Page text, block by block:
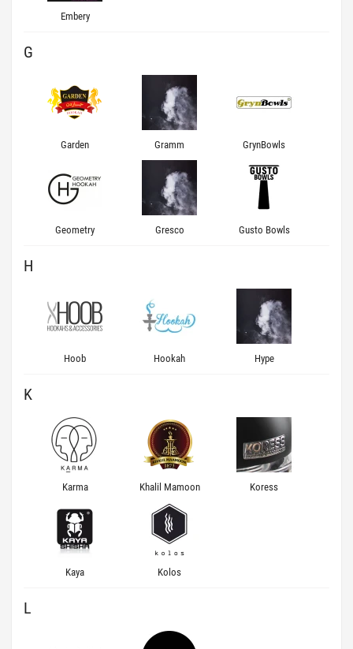
Embery
G
Garden
Geometry
Gramm
Gresco
GrynBowls
Gusto Bowls
H
Hoob Hookah Hype
K
Karma
Kaya
Khalil Mamoon
Kolos
Koress
L